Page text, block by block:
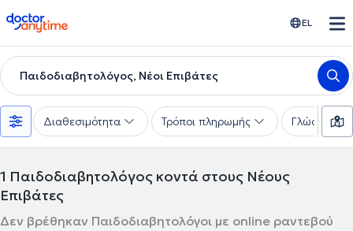
doctoranytime EL
Παιδοδιαβητολόγος, Νέοι Επιβάτες
Διαθεσιμότητα Τρόποι πληρωμής Γλώσσες
1 Παιδοδιαβητολόγος κοντά στους Νέους
Επιβάτες
Δεν βρέθηκαν Παιδοδιαβητολόγοι με online ραντεβού